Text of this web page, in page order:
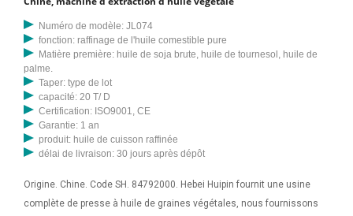
et qui répond à vos exigences ; et offrez des performances et une
fiabilité de classe mondiale pour un minimum
Numéro de modèle: JL074
fonction: raffinage de l'huile comestible pure
Matière première: huile de soja brute, huile de tournesol, huile de
palme.
Taper: type de lot
capacité: 20 T/ D
Certification: ISO9001, CE
Garantie: 1 an
produit: huile de cuisson raffinée
délai de livraison: 30 jours après dépôt
Origine. Chine. Code SH. 84792000. Hebei Huipin fournit une usine
complète de presse à huile de graines végétales, nous fournissons